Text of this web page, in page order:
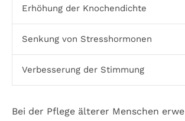
Erhöhung der Knochendichte
Senkung von Stresshormonen
Verbesserung der Stimmung
Bei der Pflege älterer Menschen